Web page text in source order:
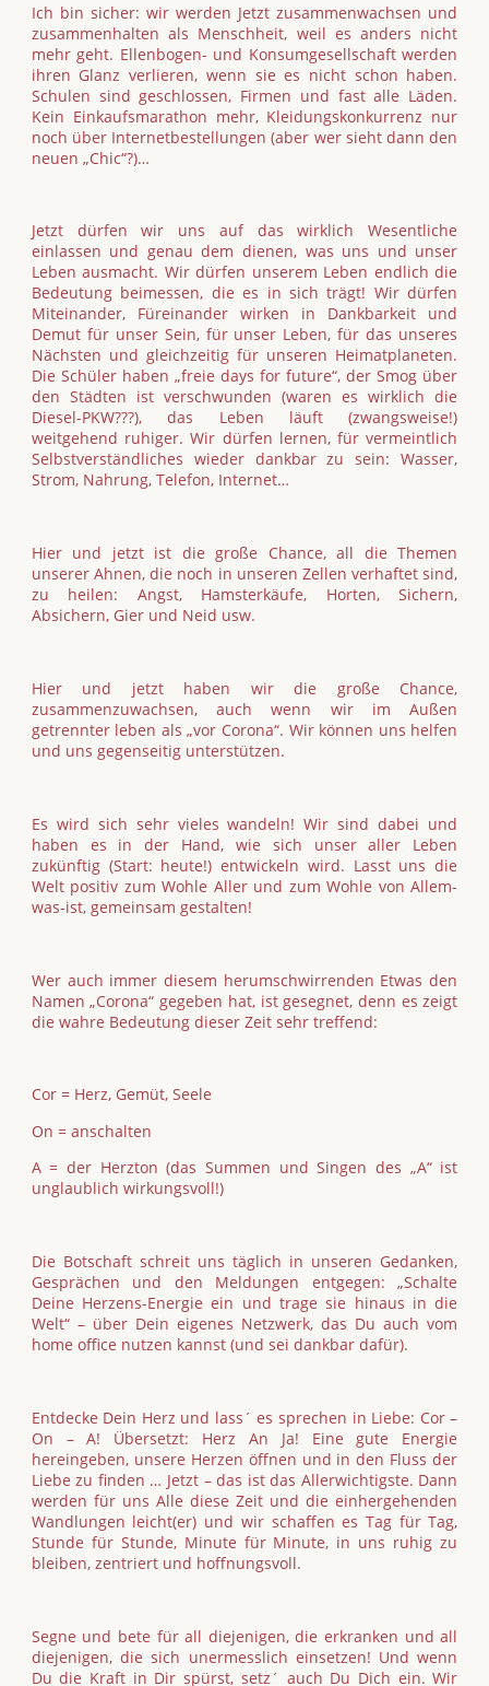
Ich bin sicher: wir werden Jetzt zusammenwachsen und
zusammenhalten als Menschheit, weil es anders nicht
mehr geht. Ellenbogen- und Konsumgesellschaft werden
ihren Glanz verlieren, wenn sie es nicht schon haben.
Schulen sind geschlossen, Firmen und fast alle Läden.
Kein Einkaufsmarathon mehr, Kleidungskonkurrenz nur
noch über Internetbestellungen (aber wer sieht dann den
neuen „Chic“?)…
Jetzt dürfen wir uns auf das wirklich Wesentliche
einlassen und genau dem dienen, was uns und unser
Leben ausmacht. Wir dürfen unserem Leben endlich die
Bedeutung beimessen, die es in sich trägt! Wir dürfen
Miteinander, Füreinander wirken in Dankbarkeit und
Demut für unser Sein, für unser Leben, für das unseres
Nächsten und gleichzeitig für unseren Heimatplaneten.
Die Schüler haben „freie days for future“, der Smog über
den Städten ist verschwunden (waren es wirklich die
Diesel-PKW???), das Leben läuft (zwangsweise!)
weitgehend ruhiger. Wir dürfen lernen, für vermeintlich
Selbstverständliches wieder dankbar zu sein: Wasser,
Strom, Nahrung, Telefon, Internet…
Hier und jetzt ist die große Chance, all die Themen
unserer Ahnen, die noch in unseren Zellen verhaftet sind,
zu heilen: Angst, Hamsterkäufe, Horten, Sichern,
Absichern, Gier und Neid usw.
Hier und jetzt haben wir die große Chance,
zusammenzuwachsen, auch wenn wir im Außen
getrennter leben als „vor Corona“. Wir können uns helfen
und uns gegenseitig unterstützen.
Es wird sich sehr vieles wandeln! Wir sind dabei und
haben es in der Hand, wie sich unser aller Leben
zukünftig (Start: heute!) entwickeln wird. Lasst uns die
Welt positiv zum Wohle Aller und zum Wohle von Allem-
was-ist, gemeinsam gestalten!
Wer auch immer diesem herumschwirrenden Etwas den
Namen „Corona“ gegeben hat, ist gesegnet, denn es zeigt
die wahre Bedeutung dieser Zeit sehr treffend:
Cor = Herz, Gemüt, Seele
On = anschalten
A = der Herzton (das Summen und Singen des „A“ ist
unglaublich wirkungsvoll!)
Die Botschaft schreit uns täglich in unseren Gedanken,
Gesprächen und den Meldungen entgegen: „Schalte
Deine Herzens-Energie ein und trage sie hinaus in die
Welt“ – über Dein eigenes Netzwerk, das Du auch vom
home office nutzen kannst (und sei dankbar dafür).
Entdecke Dein Herz und lass´ es sprechen in Liebe: Cor –
On – A! Übersetzt: Herz An Ja! Eine gute Energie
hereingeben, unsere Herzen öffnen und in den Fluss der
Liebe zu finden … Jetzt – das ist das Allerwichtigste. Dann
werden für uns Alle diese Zeit und die einhergehenden
Wandlungen leicht(er) und wir schaffen es Tag für Tag,
Stunde für Stunde, Minute für Minute, in uns ruhig zu
bleiben, zentriert und hoffnungsvoll.
Segne und bete für all diejenigen, die erkranken und all
diejenigen, die sich unermesslich einsetzen! Und wenn
Du die Kraft in Dir spürst, setz´ auch Du Dich ein. Wir